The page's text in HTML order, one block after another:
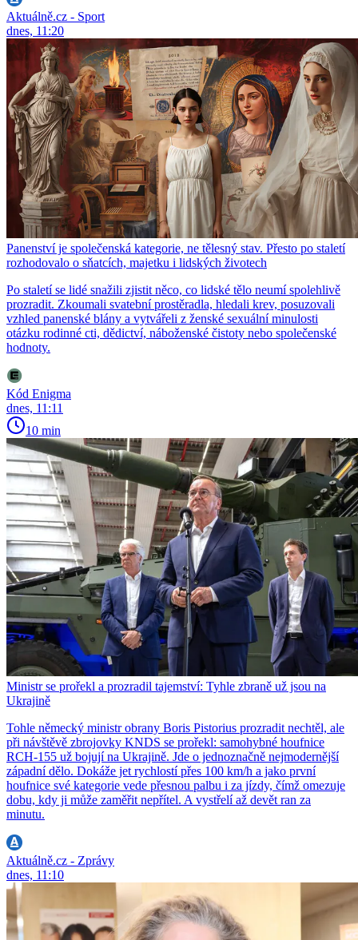
Aktuálně.cz - Sport
dnes, 11:20
Panenství je společenská kategorie, ne tělesný stav. Přesto po staletí
rozhodovalo o sňatcích, majetku i lidských životech
Po staletí se lidé snažili zjistit něco, co lidské tělo neumí spolehlivě
prozradit. Zkoumali svatební prostěradla, hledali krev, posuzovali
vzhled panenské blány a vytvářeli z ženské sexuální minulosti
otázku rodinné cti, dědictví, náboženské čistoty nebo společenské
hodnoty.
Kód Enigma
dnes, 11:11
10 min
Ministr se prořekl a prozradil tajemství: Tyhle zbraně už jsou na
Ukrajině
Tohle německý ministr obrany Boris Pistorius prozradit nechtěl, ale
při návštěvě zbrojovky KNDS se prořekl: samohybné houfnice
RCH-155 už bojují na Ukrajině. Jde o jednoznačně nejmodernější
západní dělo. Dokáže jet rychlostí přes 100 km/h a jako první
houfnice své kategorie vede přesnou palbu i za jízdy, čímž omezuje
dobu, kdy ji může zaměřit nepřítel. A vystřelí až devět ran za
minutu.
Aktuálně.cz - Zprávy
dnes, 11:10